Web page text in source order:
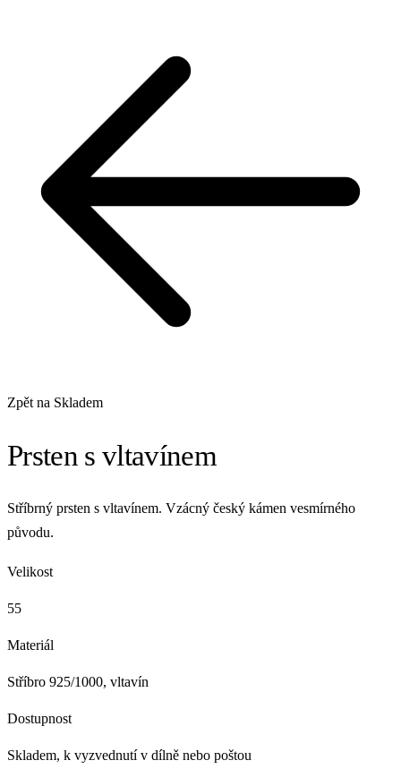
Zpět na Skladem
Prsten s vltavínem
Stříbrný prsten s vltavínem. Vzácný český kámen vesmírného
původu.
Velikost
55
Materiál
Stříbro 925/1000, vltavín
Dostupnost
Skladem, k vyzvednutí v dílně nebo poštou